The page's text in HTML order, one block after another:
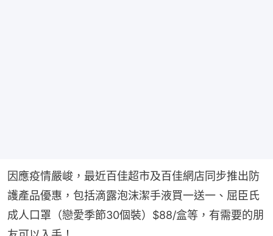
因應疫情嚴峻，最近百佳超市及百佳網店同步推出防
護產品優惠，包括滴露泡沫潔手液買一送一、屈臣氏
成人口罩（戀愛季節30個裝）$88/盒等，有需要的朋